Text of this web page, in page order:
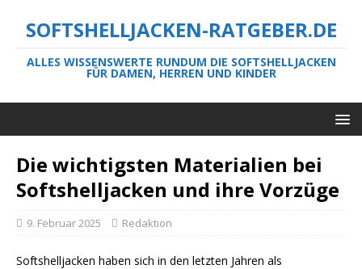
SOFTSHELLJACKEN-RATGEBER.DE
ALLES WISSENSWERTE RUNDUM DIE SOFTSHELLJACKEN
FÜR DAMEN, HERREN UND KINDER
Die wichtigsten Materialien bei
Softshelljacken und ihre Vorzüge
9. Februar 2025 Redaktion
Softshelljacken haben sich in den letzten Jahren als